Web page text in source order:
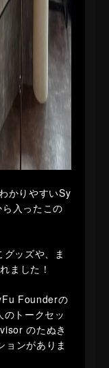
かりやすいSy
入ったこの
ッズや、ま
ました！
Founderの
トークセッ
のたぬき
ョンがありま